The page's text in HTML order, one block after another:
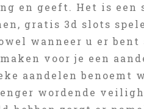
en geeft. Het is een
gratis 3d slots
wanneer u er bent
voor je een
aandelen benoemt
wordende